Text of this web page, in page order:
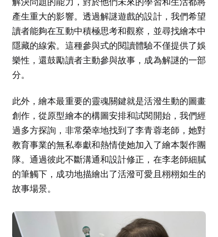
產生重大的影響。透過解謎遊戲的設計，我們希望
讀者能夠在互動中積極思考和觀察，並尋找繪本中
隱藏的線索。這種參與式的閱讀體驗不僅提供了娛
樂性，還鼓勵讀者主動參與故事，成為解謎的一部
分。
此外，繪本最重要的靈魂關鍵就是活潑生動的圖畫
創作，從原型繪本的構圖安排和試閱開始，我們經
過多方探詢，非常榮幸地找到了李青蓉老師，她對
教育事業的無私奉獻和熱情使她加入了繪本製作團
隊。通過彼此不斷溝通和設計修正，在李老師細膩
的筆觸下，成功地描繪出了活潑可愛且栩栩如生的
故事場景。